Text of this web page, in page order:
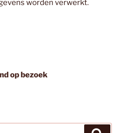
worden verwerkt.
op bezoek